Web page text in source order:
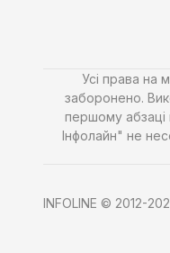
Усі права на
заборонено.
першому абзаці
Інфолайн" не
INFOLINE © 2012-